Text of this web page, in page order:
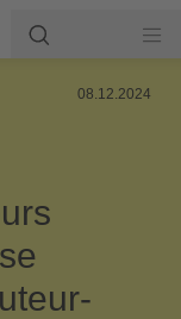
08.12.2024